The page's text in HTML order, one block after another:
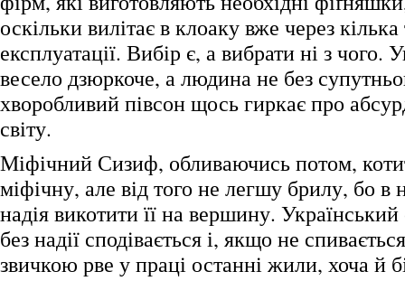
оскільки вилітає в клоаку вже через
експлуатації. Вибір є, а вибрати ні з чого.
весело дзюркоче, а людина не без
хворобливий півсон щось гиркає про
світу.
Міфічний Сизиф, обливаючись потом,
міфічну, але від того не легшу брилу, бо в
надія викотити її на вершину.
без надії сподівається і, якщо не
звичкою рве у праці останні жили, хоча й